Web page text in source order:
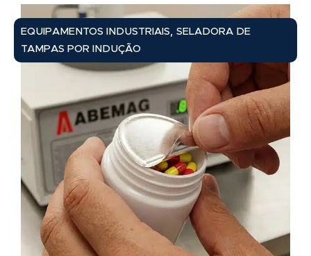
EQUIPAMENTOS INDUSTRIAIS, SELADORA DE
TAMPAS POR INDUÇÃO